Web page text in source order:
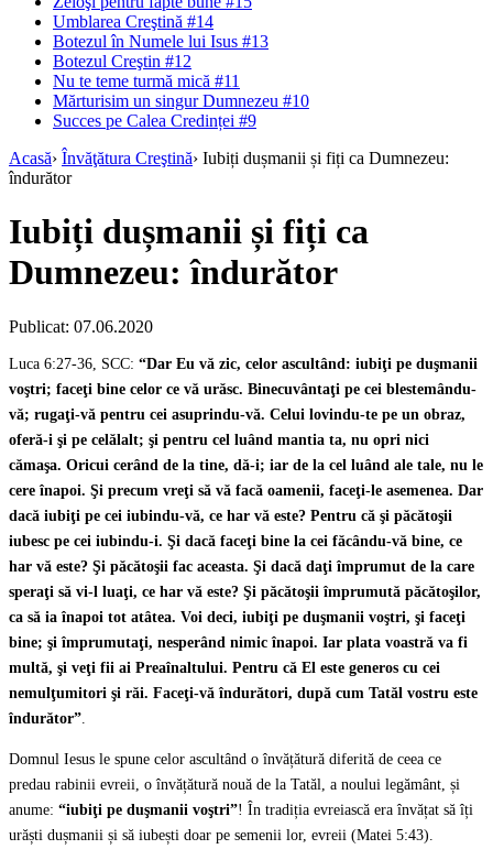
Umblarea Creştină #14
Botezul în Numele lui Isus #13
Botezul Creştin #12
Nu te teme turmă mică #11
Mărturisim un singur Dumnezeu #10
Succes pe Calea Credinței #9
Acasă› Învăţătura Creştină› Iubiți dușmanii și fiți ca Dumnezeu:
îndurător
Iubiți dușmanii și fiți ca
Dumnezeu: îndurător
Publicat: 07.06.2020
Luca 6:27-36, SCC: “Dar Eu vă zic, celor ascultând: iubiţi pe duşmanii
voştri; faceţi bine celor ce vă urăsc. Binecuvântaţi pe cei blestemându-
vă; rugaţi-vă pentru cei asuprindu-vă. Celui lovindu-te pe un obraz,
oferă-i şi pe celălalt; şi pentru cel luând mantia ta, nu opri nici
cămaşa. Oricui cerând de la tine, dă-i; iar de la cel luând ale tale, nu le
cere înapoi. Şi precum vreţi să vă facă oamenii, faceţi-le asemenea. Dar
dacă iubiţi pe cei iubindu-vă, ce har vă este? Pentru că şi păcătoşii
iubesc pe cei iubindu-i. Şi dacă faceţi bine la cei făcându-vă bine, ce
har vă este? Şi păcătoşii fac aceasta. Şi dacă daţi împrumut de la care
speraţi să vi-l luaţi, ce har vă este? Şi păcătoşii împrumută păcătoşilor,
ca să ia înapoi tot atâtea. Voi deci, iubiţi pe duşmanii voştri, şi faceţi
bine; şi împrumutaţi, nesperând nimic înapoi. Iar plata voastră va fi
multă, şi veţi fii ai Preaînaltului. Pentru că El este generos cu cei
nemulţumitori şi răi. Faceţi-vă îndurători, după cum Tatăl vostru este
îndurător”.
Domnul Iesus le spune celor ascultând o învățătură diferită de ceea ce
predau rabinii evreii, o învățătură nouă de la Tatăl, a noului legământ, și
anume: “iubiţi pe duşmanii voştri”! În tradiția evreiască era învățat să îți
urăști dușmanii și să iubești doar pe semenii lor, evreii (Matei 5:43).